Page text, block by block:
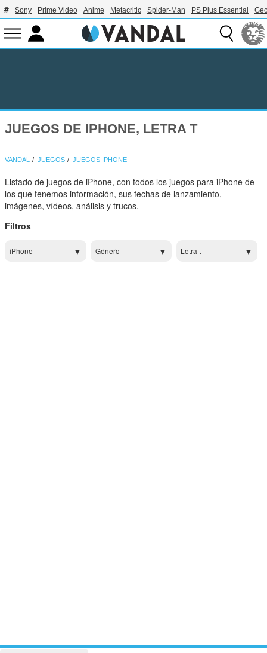
Sony Prime Video Anime Metacritic Spider-Man PS Plus Essential
JUEGOS DE IPHONE, LETRA T
VANDAL JUEGOS JUEGOS IPHONE
Listado de juegos de iPhone, con todos los juegos para iPhone de
los que tenemos información, sus fechas de lanzamiento,
imágenes, vídeos, análisis y trucos.
Filtros
iPhone Género Letra t